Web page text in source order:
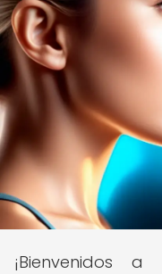
¡Bienvenidos a